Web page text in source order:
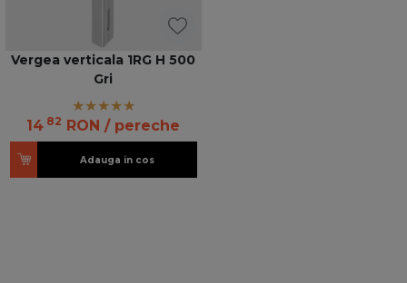
Vergea verticala 1RG H 500
Gri
14 82 RON / pereche
Adauga in cos